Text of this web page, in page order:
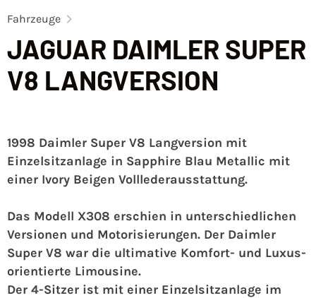
Fahrzeuge
JAGUAR DAIMLER SUPER
V8 LANGVERSION
1998 Daimler Super V8 Langversion mit
Einzelsitzanlage in Sapphire Blau Metallic mit
einer Ivory Beigen Volllederausstattung.
Das Modell X308 erschien in unterschiedlichen
Versionen und Motorisierungen. Der Daimler
Super V8 war die ultimative Komfort- und Luxus-
orientierte Limousine.
Der 4-Sitzer ist mit einer Einzelsitzanlage im